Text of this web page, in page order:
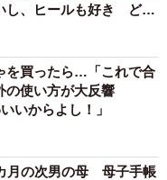
し、ヒールも好き どの
を買ったら…「これで合
の使い方が大反響
いからよし！」
月の次男の母 母子手帳